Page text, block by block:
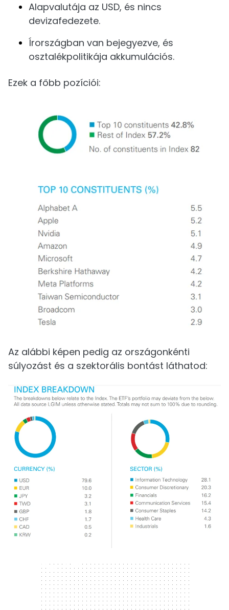
Alapvalutája az USD, és nincs
devizafedezete.
Írországban van bejegyezve, és
osztalékpolitikája akkumulációs.
Ezek a főbb pozíciói:
Az alábbi képen pedig az országonkénti
súlyozást és a szektorális bontást láthatod:
300 x 250